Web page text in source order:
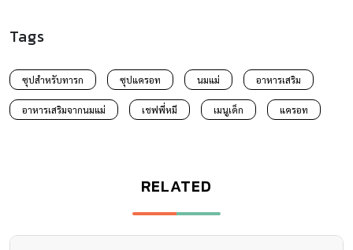
Tags
ซุปสำหรับทารก ซุปแครอท นมแม่ อาหารเสริม
อาหารเสริมจากนมแม่ เชฟพี่หมี เมนูเด็ก แครอท
RELATED